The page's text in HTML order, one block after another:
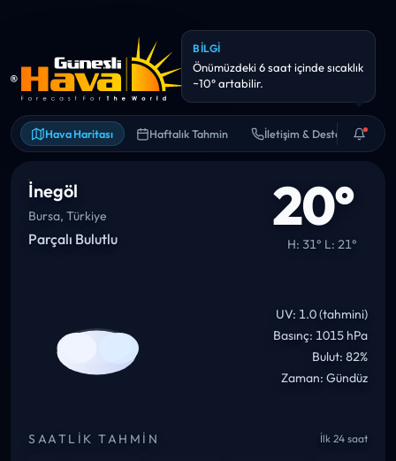
Hava Haritası Haftalık Tahmin İletişim & Destek
BILGI
Önümüzdeki 6 saat içinde sıcaklık
~10° artabilir.
İnegöl
Bursa, Türkiye
Parçalı Bulutlu 20°
H: 31° L: 21°
UV: 1.0 (tahmini)
Basınç: 1015 hPa
Bulut: 82%
Zaman: Gündüz
SAATLIK TAHMIN İlk 24 saat